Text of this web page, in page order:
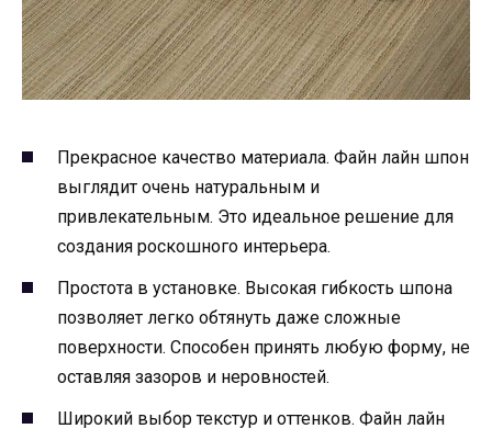
Прекрасное качество материала. Файн лайн шпон
выглядит очень натуральным и
привлекательным. Это идеальное решение для
создания роскошного интерьера.
Простота в установке. Высокая гибкость шпона
позволяет легко обтянуть даже сложные
поверхности. Способен принять любую форму, не
оставляя зазоров и неровностей.
Широкий выбор текстур и оттенков. Файн лайн